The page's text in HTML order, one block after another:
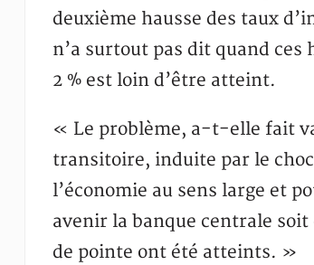
deuxième hausse des taux
n’a surtout pas dit quand
2 % est loin d’être atteint.
« Le problème, a-t-elle fait
transitoire, induite par le
l’économie au sens large et
avenir la banque centrale
de pointe ont été atteints. »